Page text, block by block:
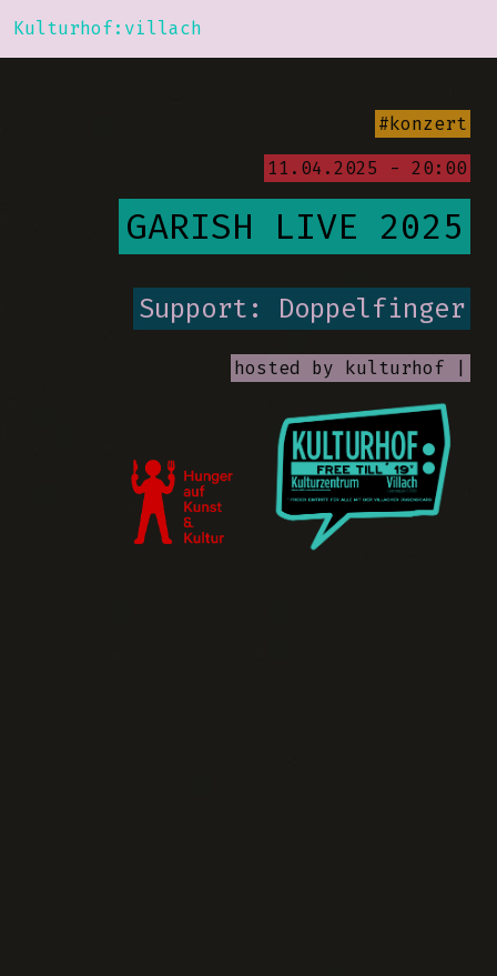
Kulturhof:villach
#konzert
11.04.2025 - 20:00
GARISH LIVE 2025
Support: Doppelfinger
hosted by kulturhof |